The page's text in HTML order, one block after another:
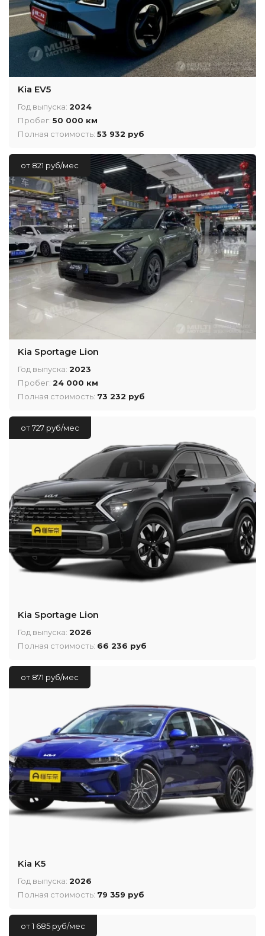
Kia EV5
Год выпуска: 2024
Пробег: 50 000 км
Полная стоимость: 53 932 руб
от 821 руб/мес
Kia Sportage Lion
Год выпуска: 2023
Пробег: 24 000 км
Полная стоимость: 73 232 руб
от 727 руб/мес
Kia Sportage Lion
Год выпуска: 2026
Полная стоимость: 66 236 руб
от 871 руб/мес
Kia K5
Год выпуска: 2026
Полная стоимость: 79 359 руб
от 1 685 руб/мес